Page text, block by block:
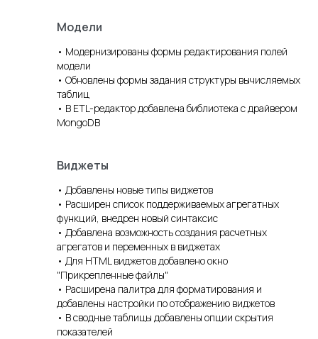
Модели
• Модернизированы формы редактирования полей
модели
• Обновлены формы задания структуры вычисляемых
таблиц
• В ETL-редактор добавлена библиотека с драйвером
MongoDB
Виджеты
• Добавлены новые типы виджетов
• Расширен список поддерживаемых агрегатных
функций, внедрен новый синтаксис
• Добавлена возможность создания расчетных
агрегатов и переменных в виджетах
• Для HTML виджетов добавлено окно
"Прикрепленные файлы"
• Расширена палитра для форматирования и
добавлены настройки по отображению виджетов
• В сводные таблицы добавлены опции скрытия
показателей